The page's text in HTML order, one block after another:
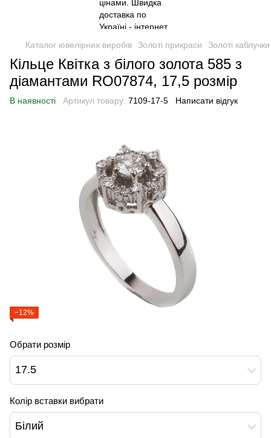
Каталог ювелірних виробів Золоті прикраси Золоті каблучки
Кільце Квітка з білого золота 585 з
діамантами RO07874, 17,5 розмір
В наявності Артикул товару: 7109-17-5 Написати відгук
−12%
Обрати розмір
17.5
Колір вставки вибрати
Білий